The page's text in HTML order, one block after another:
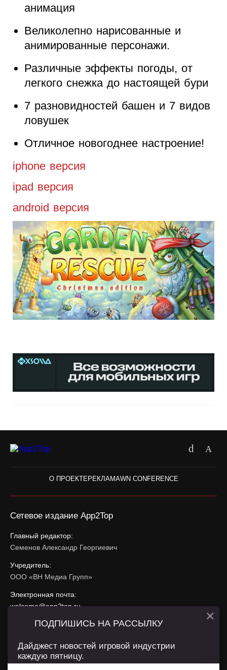
анимация
Великолепно нарисованные и
анимированные персонажи.
Различные эффекты погоды, от
легкого снежка до настоящей бури
7 разновидностей башен и 7 видов
ловушек
Отличное новогоднее настроение!
iphone версия
ipad версия
android версия
О ПРОЕКТЕРЕКЛАМАWN CONFERENCE
Сетевое издание App2Top
Главный редактор:
Семенов Александр Георгиевич
Учредитель:
ООО «ВН Медиа Групп»
Электронная почта:
welcome@app2top.ru
При использовании материалов активная ссылка на
Сайт использует IP адреса, cookie, данные геолокации
ПОДПИШИСЬ НА РАССЫЛКУ
Дайджест новостей игровой индустрии
каждую пятницу.
×